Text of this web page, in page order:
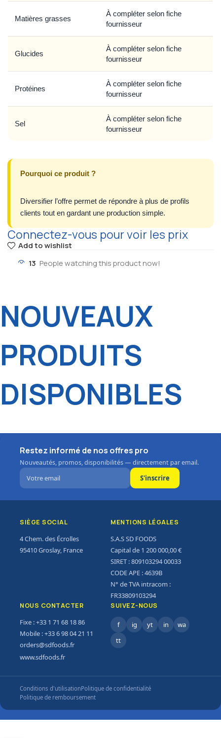
Matières grasses
À compléter selon fiche
fournisseur
Glucides
À compléter selon fiche
fournisseur
Protéines
À compléter selon fiche
fournisseur
Sel
À compléter selon fiche
fournisseur
Pourquoi ce produit ?
Diversifier l’offre permet de répondre à plus de profils
clients tout en gardant une production simple.
Connectez-vous pour voir les prix
Add to wishlist
13 People watching this product now!
NOUVEAUX
PRODUITS
DISPONIBLES
Restez informé de nos offres pro
Nouveautés, promos, disponibilités — directement par email.
S'inscrire
SIÈGE SOCIAL
4 Chem. des Écrolles
95410 Groslay, France
MENTIONS LÉGALES
S.A.S SD FOODS
Capital de 1 200 000,00 €
SIRET : 809103294 00033
CODE APE : 4639B
N° de TVA intracom :
FR33809103294
NOUS CONTACTER
Fixe : +33 1 71 68 18 86
Mobile : +33 6 98 04 21 11
orders@sdfoods.fr
www.sdfoods.fr
SUIVEZ-NOUS
f ig yt in
wa
tt
Conditions d'utilisationPolitique de confidentialité
Politique de remboursement